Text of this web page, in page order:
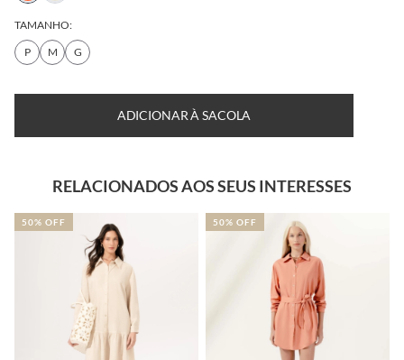
TAMANHO:
P
M G
DESCUBRA SEU
TABELA DE
RELACIONADOS AOS SEUS INTERESSES